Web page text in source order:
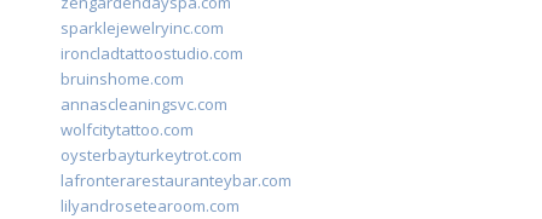
sparklejewelryinc.com
ironcladtattoostudio.com
bruinshome.com
annascleaningsvc.com
wolfcitytattoo.com
oysterbayturkeytrot.com
lafronterarestauranteybar.com
lilyandrosetearoom.com